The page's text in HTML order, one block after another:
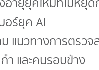
อร์ยุค AI
แนวทางการตรว
า และคนรอบข้าง